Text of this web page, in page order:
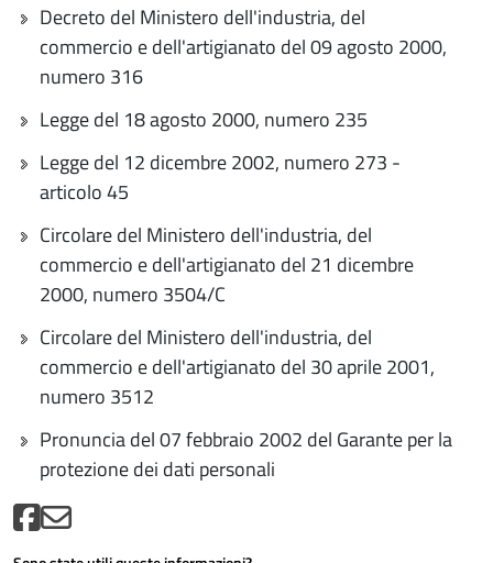
Decreto del Ministero dell'industria, del
commercio e dell'artigianato del 09 agosto 2000,
numero 316
Legge del 18 agosto 2000, numero 235
Legge del 12 dicembre 2002, numero 273 -
articolo 45
Circolare del Ministero dell'industria, del
commercio e dell'artigianato del 21 dicembre
2000, numero 3504/C
Circolare del Ministero dell'industria, del
commercio e dell'artigianato del 30 aprile 2001,
numero 3512
Pronuncia del 07 febbraio 2002 del Garante per la
protezione dei dati personali